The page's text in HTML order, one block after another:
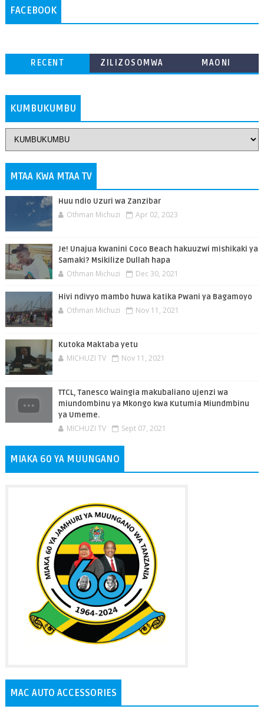
FACEBOOK
RECENT
ZILIZOSOMWA
MAONI
KUMBUKUMBU
MTAA KWA MTAA TV
Huu ndio Uzuri wa Zanzibar
Othman Michuzi Apr 02, 2023
Je! Unajua kwanini Coco Beach hakuuzwi mishikaki ya
Samaki? Msikilize Dullah hapa
Othman Michuzi Dec 30, 2021
Hivi ndivyo mambo huwa katika Pwani ya Bagamoyo
Othman Michuzi Nov 11, 2021
Kutoka Maktaba yetu
MICHUZI TV Nov 11, 2021
TTCL, Tanesco Waingia makubaliano ujenzi wa
miundombinu ya Mkongo kwa Kutumia Miundmbinu
ya Umeme.
MICHUZI TV Sept 07, 2021
MIAKA 60 YA MUUNGANO
MAC AUTO ACCESSORIES